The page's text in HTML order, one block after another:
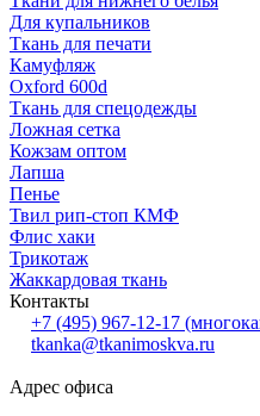
Для купальников
Ткань для печати
Камуфляж
Oxford 600d
Ткань для спецодежды
Ложная сетка
Кожзам оптом
Лапша
Пенье
Твил рип-стоп КМФ
Флис хаки
Трикотаж
Жаккардовая ткань
Контакты
+7 (495) 967-12-17
tkanka@tkanimoskva.ru
Адрес офиса